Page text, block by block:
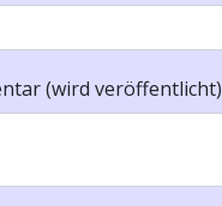
(wird veröffentlicht)